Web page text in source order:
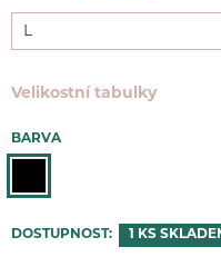
L
L
Velikostní tabulky
BARVA
DOSTUPNOST: 1 KS